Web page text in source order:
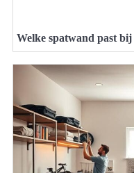
Welke spatwand past